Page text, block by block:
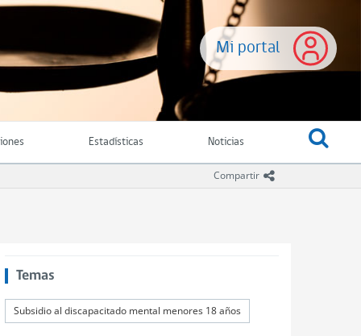
Mi portal
Estadísticas Noticias
Compartir icono compartir
Temas
Subsidio al discapacitado mental menores 18 años